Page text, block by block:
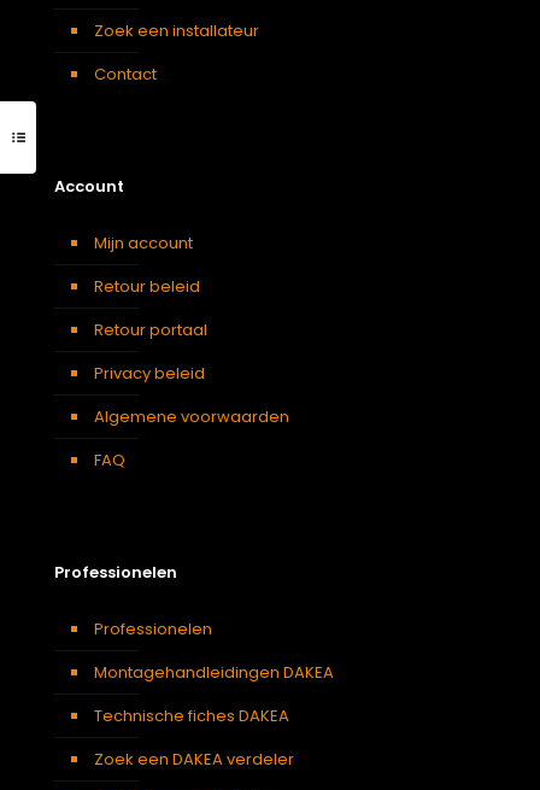
Zoek een installateur
Contact
Account
Mijn account
Retour beleid
Retour portaal
Privacy beleid
Algemene voorwaarden
FAQ
Professionelen
Professionelen
Montagehandleidingen DAKEA
Technische fiches DAKEA
Zoek een DAKEA verdeler